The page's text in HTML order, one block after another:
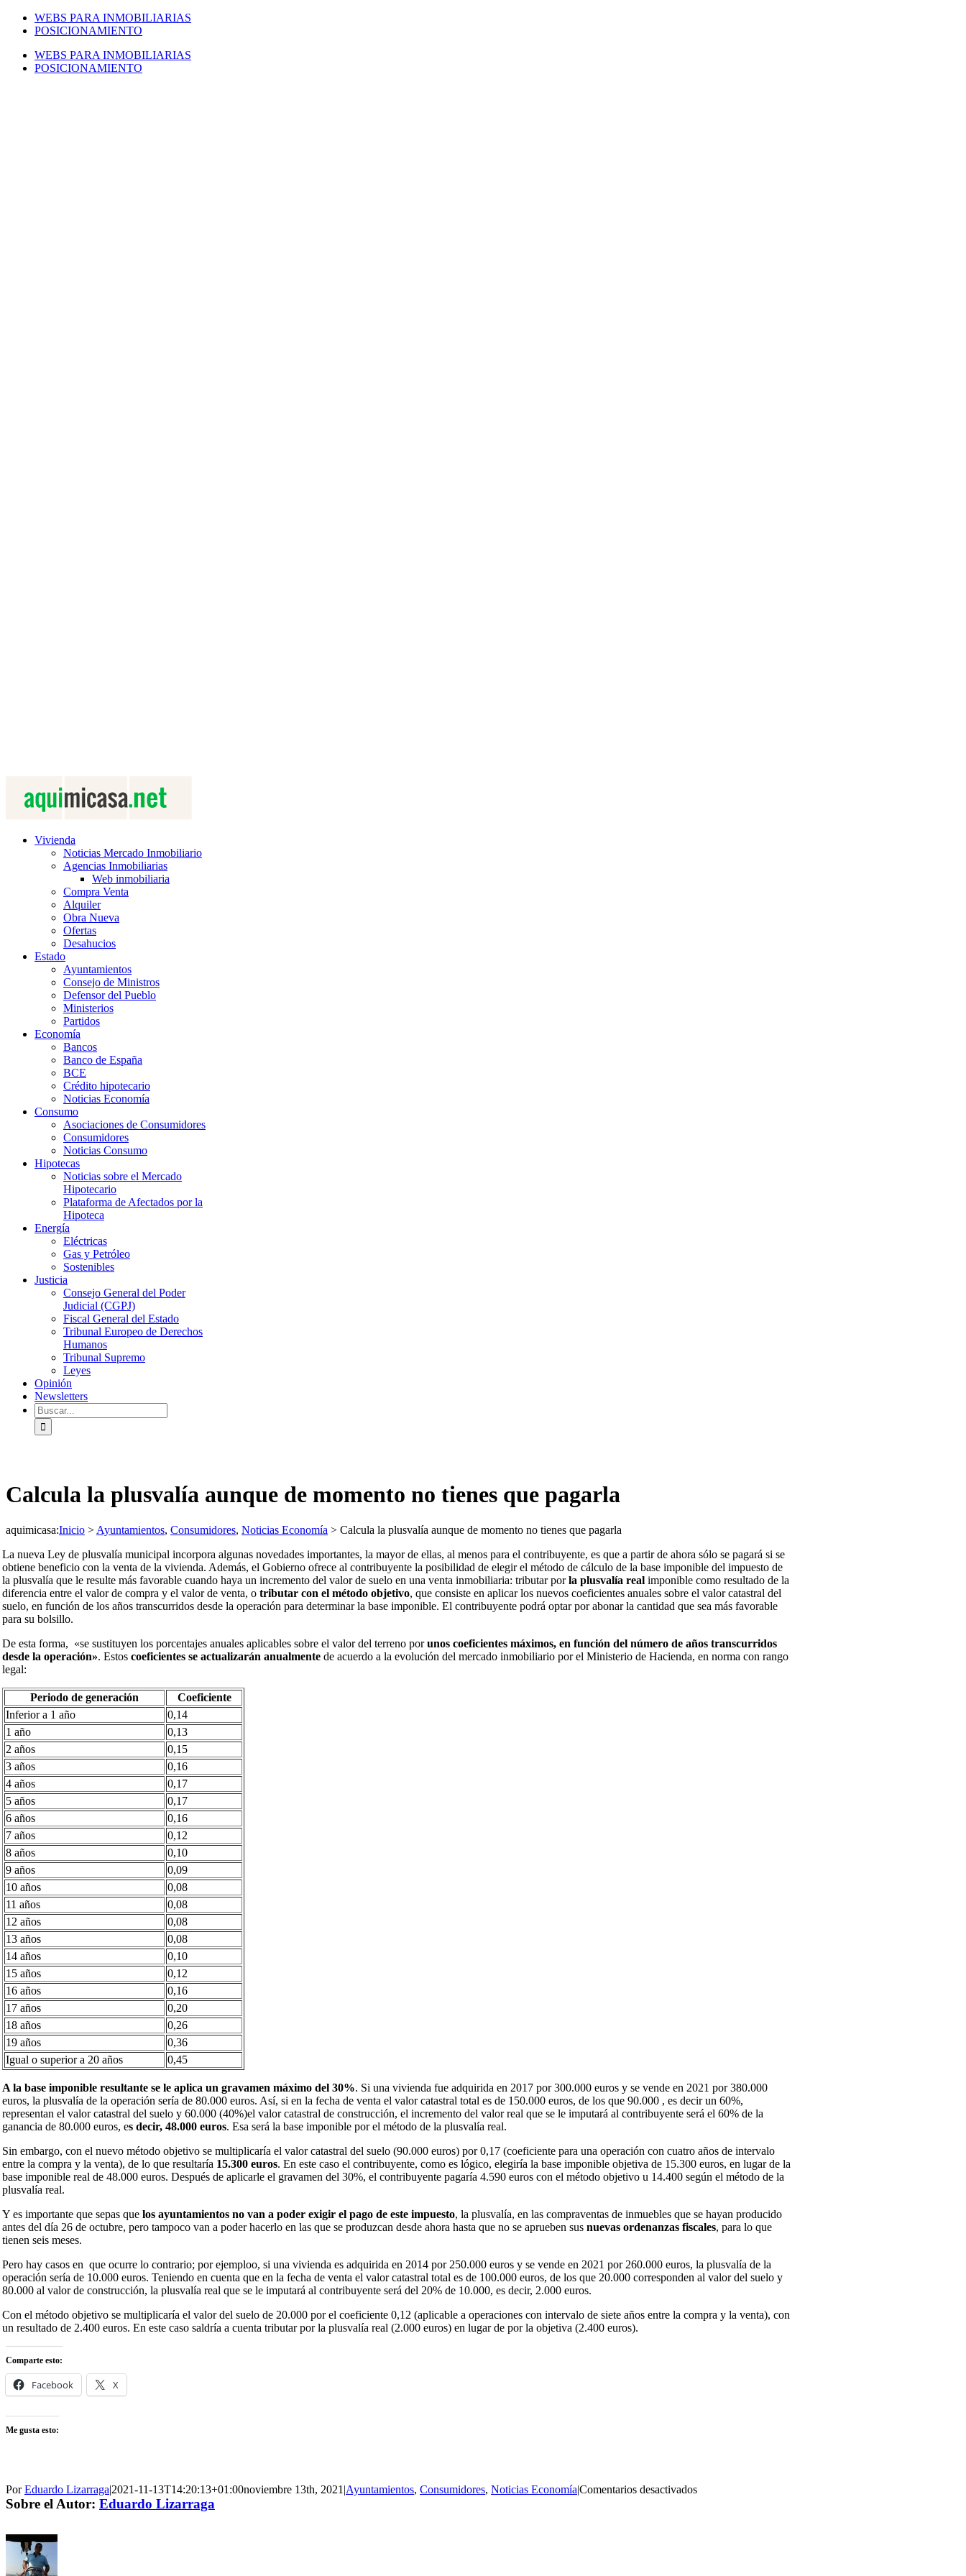
Saltar
WEBS PARA INMOBILIARIAS
POSICIONAMIENTO
WEBS PARA INMOBILIARIAS
POSICIONAMIENTO
Vivienda
Noticias Mercado Inmobiliario
Agencias Inmobiliarias
Web inmobiliaria
Compra Venta
Alquiler
Obra Nueva
Ofertas
Desahucios
Estado
Ayuntamientos
Consejo de Ministros
Defensor del Pueblo
Ministerios
Partidos
Economía
Bancos
Banco de España
BCE
Crédito hipotecario
Noticias Economía
Consumo
Asociaciones de Consumidores
Consumidores
Noticias Consumo
Hipotecas
Noticias sobre el Mercado
Hipotecario
Plataforma de Afectados por la
Hipoteca
Energía
Eléctricas
Gas y Petróleo
Sostenibles
Justicia
Consejo General del Poder
Judicial (CGPJ)
Fiscal General del Estado
Tribunal Europeo de Derechos
Humanos
Tribunal Supremo
Leyes
Opinión
Newsletters
Buscar:
Calcula la plusvalía aunque de momento no tienes que pagarla
aquimicasa:Inicio > Ayuntamientos, Consumidores, Noticias Economía > Calcula la plusvalía aunque de momento no tienes que pagarla
La nueva Ley de plusvalía municipal incorpora algunas novedades importantes, la mayor de ellas, al menos para el contribuyente, es que a partir de ahora sólo se pagará si se
obtiene beneficio con la venta de la vivienda. Además, el Gobierno ofrece al contribuyente la posibilidad de elegir el método de cálculo de la base imponible del impuesto de
la plusvalía que le resulte más favorable cuando haya un incremento del valor de suelo en una venta inmobiliaria: tributar porla plusvalía real imponible como resultado de la
diferencia entre el valor de compra y el valor de venta, otributar con el método objetivo, que consiste en aplicar los nuevos coeficientes anuales sobre el valor catastral del
suelo, en función de los años transcurridos desde la operación para determinar la base imponible. El contribuyente podrá optar por abonar la cantidad que sea más favorable
para su bolsillo.
De esta forma, «se sustituyen los porcentajes anuales aplicables sobre el valor del terreno porunos coeficientes máximos, en función del número de años transcurridos
desde la operación». Estoscoeficientes se actualizarán anualmente de acuerdo a la evolución del mercado inmobiliario por el Ministerio de Hacienda, en norma con rango
legal:
Periodo de generación
Coeficiente
Inferior a 1 año
0,14
1 año
0,13
2 años
0,15
3 años
0,16
4 años
0,17
5 años
0,17
6 años
0,16
7 años
0,12
8 años
0,10
9 años
0,09
10 años
0,08
11 años
0,08
12 años
0,08
13 años
0,08
14 años
0,10
15 años
0,12
16 años
0,16
17 años
0,20
18 años
0,26
19 años
0,36
Igual o superior a 20 años
0,45
A la base imponible resultante se le aplica un gravamen máximo del 30%. Si una vivienda fue adquirida en 2017 por 300.000 euros y se vende en 2021 por 380.000
euros, la plusvalía de la operación sería de 80.000 euros. Así, si en la fecha de venta el valor catastral total es de 150.000 euros, de los que 90.000 , es decir un 60%,
representan el valor catastral del suelo y 60.000 (40%)el valor catastral de construcción, el incremento del valor real que se le imputará al contribuyente será el 60% de la
ganancia de 80.000 euros, es decir, 48.000 euros. Esa será la base imponible por el método de la plusvalía real.
Sin embargo, con el nuevo método objetivo se multiplicaría el valor catastral del suelo (90.000 euros) por 0,17 (coeficiente para una operación con cuatro años de intervalo
entre la compra y la venta), de lo que resultaría 15.300 euros. En este caso el contribuyente, como es lógico, elegiría la base imponible objetiva de 15.300 euros, en lugar de la
base imponible real de 48.000 euros. Después de aplicarle el gravamen del 30%, el contribuyente pagaría 4.590 euros con el método objetivo u 14.400 según el método de la
plusvalía real.
Y es importante que sepas quelos ayuntamientos no van a poder exigir el pago de este impuesto, la plusvalía, en las compraventas de inmuebles que se hayan producido
antes del día 26 de octubre, pero tampoco van a poder hacerlo en las que se produzcan desde ahora hasta que no se aprueben susnuevas ordenanzas fiscales, para lo que
tienen seis meses.
Pero hay casos en que ocurre lo contrario; por ejemploo, si una vivienda es adquirida en 2014 por 250.000 euros y se vende en 2021 por 260.000 euros, la plusvalía de la
operación sería de 10.000 euros. Teniendo en cuenta que en la fecha de venta el valor catastral total es de 100.000 euros, de los que 20.000 corresponden al valor del suelo y
80.000 al valor de construcción, la plusvalía real que se le imputará al contribuyente será del 20% de 10.000, es decir, 2.000 euros.
Con el método objetivo se multiplicaría el valor del suelo de 20.000 por el coeficiente 0,12 (aplicable a operaciones con intervalo de siete años entre la compra y la venta), con
un resultado de 2.400 euros. En este caso saldría a cuenta tributar por la plusvalía real (2.000 euros) en lugar de por la objetiva (2.400 euros).
Comparte esto:
Facebook X
Me gusta esto:
PorEduardo Lizarraga|2021-11-13T14:20:13+01:00noviembre 13th, 2021 |Ayuntamientos, Consumidores, Noticias Economía|Comentarios desactivadosen
Sobre el Autor: Eduardo Lizarraga